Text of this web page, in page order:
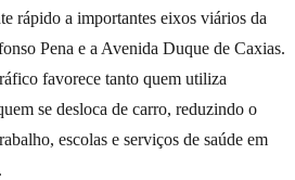
rápido a importantes eixos viários da
Pena e a Avenida Duque de Caxias.
favorece tanto quem utiliza
se desloca de carro, reduzindo o
escolas e serviços de saúde em